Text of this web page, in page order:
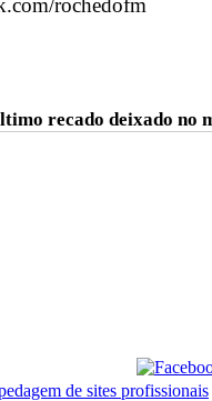
recado deixado no
de sites profissionais